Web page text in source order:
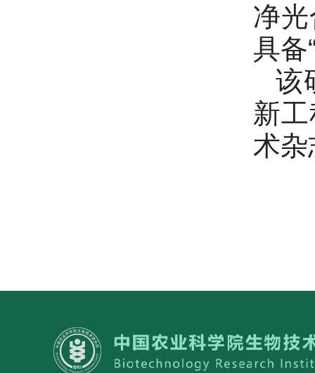
净
具备
该
新
术